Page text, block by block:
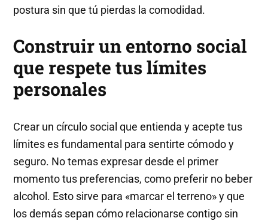
postura sin que tú pierdas la comodidad.
Construir un entorno social
que respete tus límites
personales
Crear un círculo social que entienda y acepte tus
límites es fundamental para sentirte cómodo y
seguro. No temas expresar desde el primer
momento tus preferencias, como preferir no beber
alcohol. Esto sirve para «marcar el terreno» y que
los demás sepan cómo relacionarse contigo sin